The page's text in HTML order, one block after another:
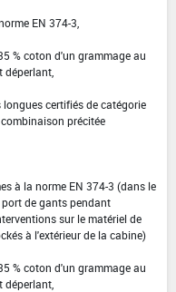
EN 374-3,
% coton d'un grammage au
déperlant,
certifiés de catégorie
précitée
à la norme EN 374-3 (dans le
de gants pendant
sur le matériel de
à l'extérieur de la cabine)
% coton d'un grammage au
déperlant,